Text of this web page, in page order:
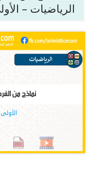
الرياضيات –